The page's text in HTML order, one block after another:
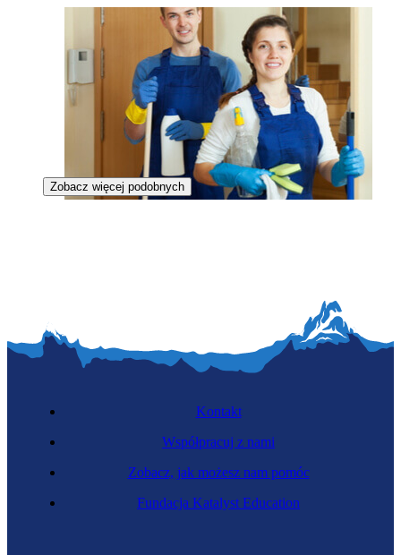
Zobacz więcej podobnych
Kontakt
Współpracuj z nami
Zobacz, jak możesz nam pomóc
Fundacja Katalyst Education